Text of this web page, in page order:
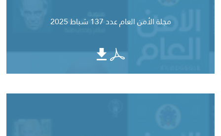
مجلة الأمن العام عدد 137 شباط 2025